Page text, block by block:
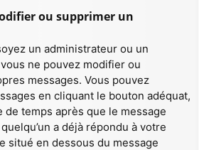
ou supprimer un
un administrateur ou un
ne pouvez modifier ou
messages. Vous pouvez
en cliquant le bouton adéquat,
temps après que le message
a déjà répondu à votre
situé en dessous du message